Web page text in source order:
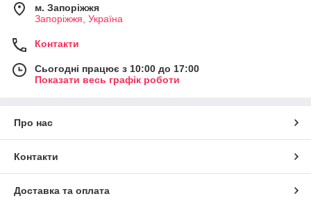
м. Запоріжжя
Запоріжжя, Україна
Контакти
Сьогодні працює з 10:00 до 17:00
Показати весь графік роботи
Про нас
Контакти
Доставка та оплата